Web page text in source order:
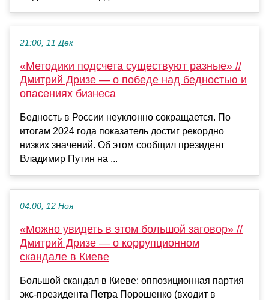
21:00, 11 Дек
«Методики подсчета существуют разные» //
Дмитрий Дризе — о победе над бедностью и
опасениях бизнеса
Бедность в России неуклонно сокращается. По
итогам 2024 года показатель достиг рекордно
низких значений. Об этом сообщил президент
Владимир Путин на ...
04:00, 12 Ноя
«Можно увидеть в этом большой заговор» //
Дмитрий Дризе — о коррупционном
скандале в Киеве
Большой скандал в Киеве: оппозиционная партия
экс-президента Петра Порошенко (входит в